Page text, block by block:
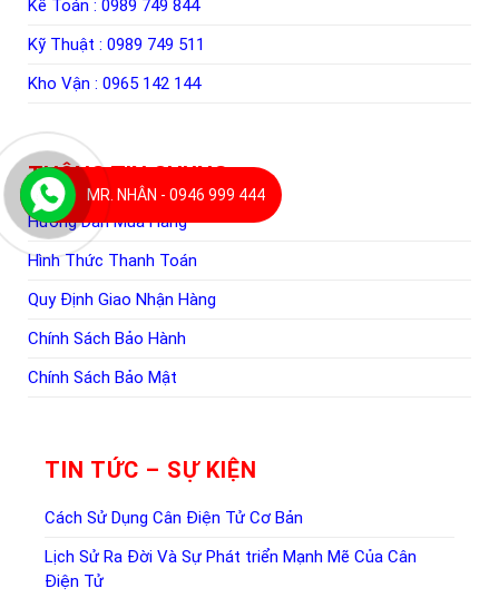
Kế Toán : 0989 749 844
Kỹ Thuật : 0989 749 511
Kho Vận : 0965 142 144
THÔNG TIN CHUNG
Hướng Dẫn Mua Hàng
Hình Thức Thanh Toán
Quy Định Giao Nhận Hàng
Chính Sách Bảo Hành
Chính Sách Bảo Mật
TIN TỨC – SỰ KIỆN
Cách Sử Dụng Cân Điện Tử Cơ Bản
Lịch Sử Ra Đời Và Sự Phát triển Mạnh Mẽ Của Cân
Điện Tử
MR. NHÂN - 0946 999 444